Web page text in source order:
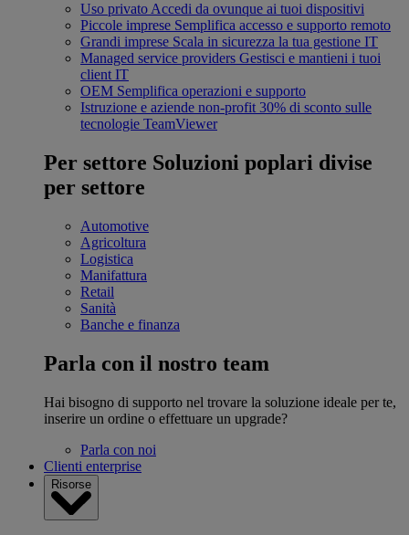
Uso privato Accedi da ovunque ai tuoi dispositivi
Piccole imprese Semplifica accesso e supporto remoto
Grandi imprese Scala in sicurezza la tua gestione IT
Managed service providers Gestisci e mantieni i tuoi
client IT
OEM Semplifica operazioni e supporto
Istruzione e aziende non-profit 30% di sconto sulle
tecnologie TeamViewer
Per settore Soluzioni poplari divise
per settore
Automotive
Agricoltura
Logistica
Manifattura
Retail
Sanità
Banche e finanza
Parla con il nostro team
Hai bisogno di supporto nel trovare la soluzione ideale per te,
inserire un ordine o effettuare un upgrade?
Parla con noi
Clienti enterprise
Risorse